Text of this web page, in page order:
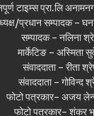
टाइम्स प्रा.लि
प्रधान सम्पादक -
सम्पादक - नलिना
मार्केटिङ - अस्मिता
संवाददाता - रीता
संवाददाता - गोविन्द
फोटो पत्रकार- अजय
फोटो पत्रकार- शंकर